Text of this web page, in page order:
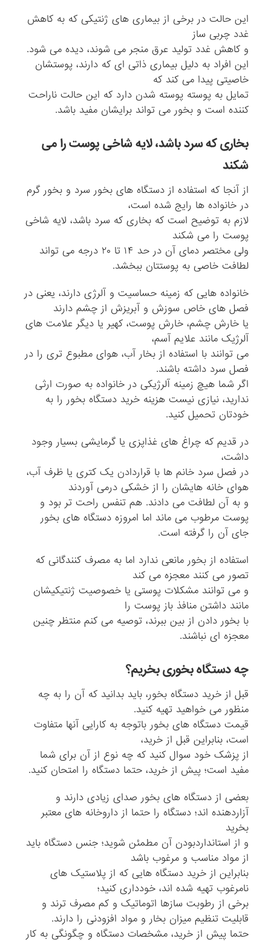
این حالت در برخی از بیماری های ژنتیکی که به کاهش
غدد چربی ساز
و کاهش غدد تولید عرق منجر می شوند، دیده می شود.
این افراد به دلیل بیماری ذاتی ای که دارند، پوستشان
خاصیتی پیدا می کند که
تمایل به پوسته پوسته شدن دارد که این حالت ناراحت
کننده است و بخور می تواند برایشان مفید باشد.
بخاری که سرد باشد، لایه شاخی پوست را می
شکند
از آنجا که استفاده از دستگاه های بخور سرد و بخور گرم
در خانواده ها رایج شده است،
لازم به توضیح است که بخاری که سرد باشد، لایه شاخی
پوست را می شکند
ولی مختصر دمای آن در حد ۱۴ تا ۲۰ درجه می تواند
لطافت خاصی به پوستتان ببخشد.
خانواده هایی که زمینه حساسیت و آلرژی دارند، یعنی در
فصل های خاص سوزش و آبریزش از چشم دارند
یا خارش چشم، خارش پوست، کهیر یا دیگر علامت های
آلرژیک مانند علایم آسم،
می توانند با استفاده از بخار آب، هوای مطبوع تری را در
فصل سرد داشته باشند.
اگر شما هیچ زمینه آلرژیکی در خانواده به صورت ارثی
ندارید، نیازی نیست هزینه خرید دستگاه بخور را به
خودتان تحمیل کنید.
در قدیم که چراغ های غذاپزی یا گرمایشی بسیار وجود
داشت،
در فصل سرد خانم ها با قراردادن یک کتری یا ظرف آب،
هوای خانه هایشان را از خشکی درمی آوردند
و به آن لطافت می دادند. هم تنفس راحت تر بود و
پوست مرطوب می ماند اما امروزه دستگاه های بخور
جای آن را گرفته است.
استفاده از بخور مانعی ندارد اما به مصرف کنندگانی که
تصور می کنند معجزه می کند
و می توانند مشکلات پوستی یا خصوصیت ژنتیکیشان
مانند داشتن منافذ باز پوست را
با بخور دادن از بین ببرند، توصیه می کنم منتظر چنین
معجزه ای نباشند.
چه دستگاه بخوری بخریم؟
قبل از خرید دستگاه بخور، باید بدانید که آن را به چه
منظور می خواهید تهیه کنید.
قیمت دستگاه های بخور باتوجه به کارایی آنها متفاوت
است، بنابراین قبل از خرید،
از پزشک خود سوال کنید که چه نوع از آن برای شما
مفید است؛ پیش از خرید، حتما دستگاه را امتحان کنید.
بعضی از دستگاه های بخور صدای زیادی دارند و
آزاردهنده اند؛ دستگاه را حتما از داروخانه های معتبر
بخرید
و از استانداردبودن آن مطمئن شوید؛ جنس دستگاه باید
از مواد مناسب و مرغوب باشد
بنابراین از خرید دستگاه هایی که از پلاستیک های
نامرغوب تهیه شده اند، خودداری کنید؛
برخی از رطوبت سازها اتوماتیک و کم مصرف ترند و
قابلیت تنظیم میزان بخار و مواد افزودنی را دارند.
حتما پیش از خرید، مشخصات دستگاه و چگونگی به کار